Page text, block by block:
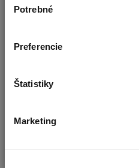
súhlasu
Potrebné
Preferencie
Štatistiky
Marketing